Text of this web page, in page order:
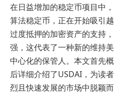
在日益增加的稳定币项目中，
算法稳定币，正在开始吸引
过度抵押的加密资产的支持
强，这代表了一种新的维持
中心化的保管人。本文首先
后详细介绍了USDAI，为读
烈且快速发展的市场中脱颖